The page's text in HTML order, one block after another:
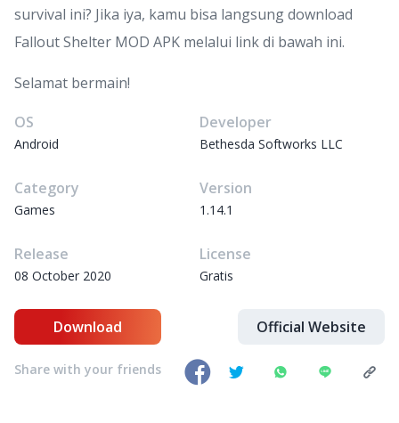
survival ini? Jika iya, kamu bisa langsung download
Fallout Shelter MOD APK melalui link di bawah ini.
Selamat bermain!
OS
Android
Developer
Bethesda Softworks LLC
Category
Games
Version
1.14.1
Release
08 October 2020
License
Gratis
Download Official Website
Share with your friends